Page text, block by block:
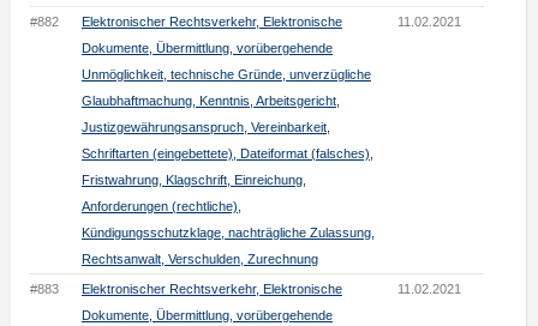
#882
Elektronischer Rechtsverkehr, Elektronische
Dokumente, Übermittlung, vorübergehende
Unmöglichkeit, technische Gründe, unverzügliche
Glaubhaftmachung, Kenntnis, Arbeitsgericht,
Justizgewährungsanspruch, Vereinbarkeit,
Schriftarten (eingebettete), Dateiformat (falsches),
Fristwahrung, Klagschrift, Einreichung,
Anforderungen (rechtliche),
Kündigungsschutzklage, nachträgliche Zulassung,
Rechtsanwalt, Verschulden, Zurechnung
11.02.2021
#883
Elektronischer Rechtsverkehr, Elektronische
Dokumente, Übermittlung, vorübergehende
11.02.2021